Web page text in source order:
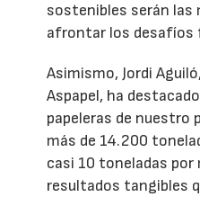
sostenibles serán las
afrontar los desafíos
Asimismo, Jordi
Aspapel, ha
papeleras de nuestro
más de 14.200
casi 10 toneladas por
resultados tangibles